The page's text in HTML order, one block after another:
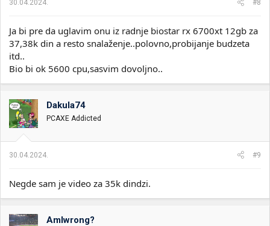
30.04.2024. #8
Ja bi pre da uglavim onu iz radnje biostar rx 6700xt 12gb za
37,38k din a resto snalaženje..polovno,probijanje budzeta
itd..
Bio bi ok 5600 cpu,sasvim dovoljno..
Dakula74
PCAXE Addicted
30.04.2024. #9
Negde sam je video za 35k dindzi.
AmIwrong?